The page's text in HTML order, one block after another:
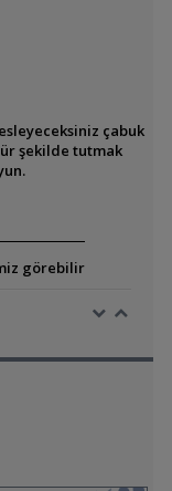
çabuk
şekilde tutmak
görebilir